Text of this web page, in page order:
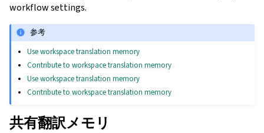
workflow settings.
参考
Use workspace translation memory
Contribute to workspace translation memory
Use workspace translation memory
Contribute to workspace translation memory
共有翻訳メモリ